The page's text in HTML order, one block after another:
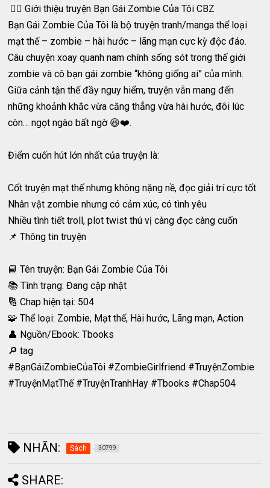
🧟‍♀️ Giới thiệu truyện Bạn Gái Zombie Của Tôi CBZ
Bạn Gái Zombie Của Tôi là bộ truyện tranh/manga thể loại
mạt thế – zombie – hài hước – lãng mạn cực kỳ độc đáo.
Câu chuyện xoay quanh nam chính sống sót trong thế giới
zombie và cô bạn gái zombie “không giống ai” của mình.
Giữa cảnh tận thế đầy nguy hiểm, truyện vẫn mang đến
những khoảnh khắc vừa căng thẳng vừa hài hước, đôi lúc
còn… ngọt ngào bất ngờ 😆❤️.
Điểm cuốn hút lớn nhất của truyện là:
Cốt truyện mạt thế nhưng không nặng nề, đọc giải trí cực tốt
Nhân vật zombie nhưng có cảm xúc, có tình yêu
Nhiều tình tiết troll, plot twist thú vị càng đọc càng cuốn
📌 Thông tin truyện
📘 Tên truyện: Bạn Gái Zombie Của Tôi
📚 Tình trạng: Đang cập nhật
🔢 Chap hiện tại: 504
🧩 Thể loại: Zombie, Mạt thế, Hài hước, Lãng mạn, Action
👤 Nguồn/Ebook: Tbooks
🔎 tag
#BạnGáiZombieCủaTôi #ZombieGirlfriend #TruyệnZombie
#TruyệnMạtThế #TruyệnTranhHay #Tbooks #Chap504
NHÃN: Sách 30799
SHARE: